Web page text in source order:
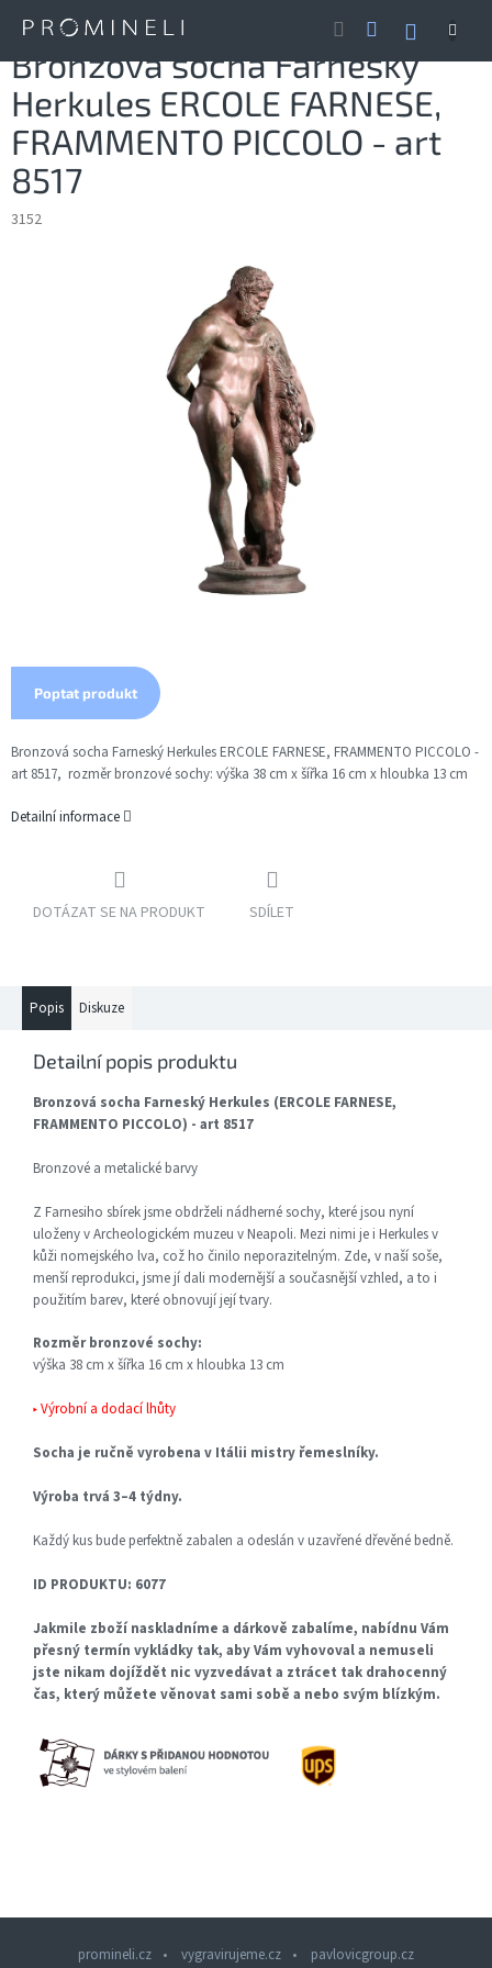
Bronzová socha Farneský
Herkules ERCOLE FARNESE,
FRAMMENTO PICCOLO - art
8517
3152
Poptat produkt
Bronzová socha Farneský Herkules ERCOLE FARNESE, FRAMMENTO PICCOLO -
art 8517, rozměr bronzové sochy: výška 38 cm x šířka 16 cm x hloubka 13 cm
Detailní informace
DOTÁZAT SE NA PRODUKT SDÍLET
Popis Diskuze
Detailní popis produktu
Bronzová socha Farneský Herkules (ERCOLE FARNESE,
FRAMMENTO PICCOLO) - art 8517
Bronzové a metalické barvy
Z Farnesiho sbírek jsme obdrželi nádherné sochy, které jsou nyní
uloženy v Archeologickém muzeu v Neapoli. Mezi nimi je i Herkules v
kůži nomejského lva, což ho činilo neporazitelným. Zde, v naší soše,
menší reprodukci, jsme jí dali modernější a současnější vzhled, a to i
použitím barev, které obnovují její tvary.
Rozměr bronzové sochy:
výška 38 cm x šířka 16 cm x hloubka 13 cm
▸ Výrobní a dodací lhůty
Socha je ručně vyrobena v Itálii mistry řemeslníky.
Výroba trvá 3–4 týdny.
Každý kus bude perfektně zabalen a odeslán v uzavřené dřevěné bedně.
ID PRODUKTU: 6077
Jakmile zboží naskladníme a dárkově zabalíme, nabídnu Vám
přesný termín vykládky tak, aby Vám vyhovoval a nemuseli
jste nikam dojíždět nic vyzvedávat a ztrácet tak drahocenný
čas, který můžete věnovat sami sobě a nebo svým blízkým.
promineli.cz vygravirujeme.cz pavlovicgroup.cz